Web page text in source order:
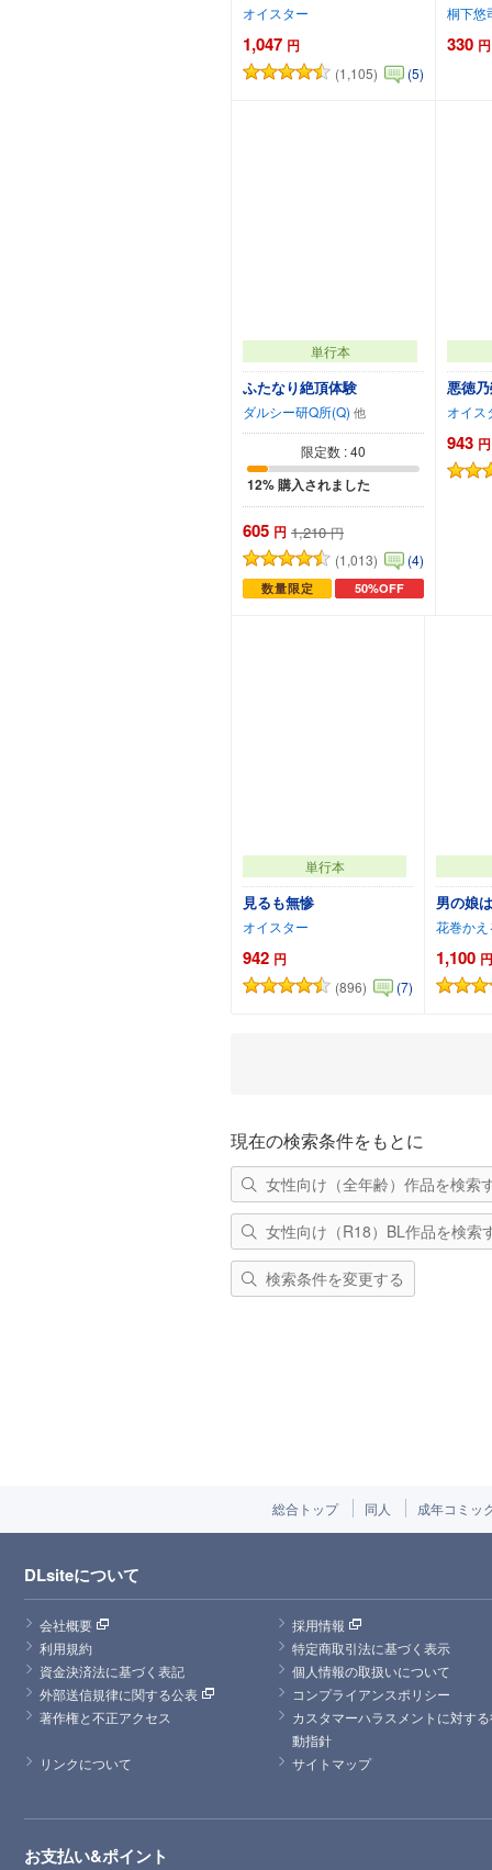
オイスター
1,047 円
(1,105) (5)
カートに追加
桐下悠
330 円
単行本
ふたなり絶頂体験
ダルシー研Q所(Q)
限定数 : 40
12% 購入されました
605 円 1,210 円
(1,013)
(4)
数量限定 50%OFF
カートに追加
悪徳
オイス
943 円
単行本
見るも無惨
オイスター
942 円
(896) (7)
カートに追加
男の娘
花巻かえ
1,100 円
現在の検索条件をもとに
女性向け（全年齢）作品を検索
女性向け（R18）BL作品を検索
検索条件を変更する
総合トップ 同人 成年コミッ
DLsiteについて
会社概要
採用情報
利用規約
特定商取引法に基づく表示
資金決済法に基づく表記
個人情報の取扱いについて
外部送信規律に関する公表
コンプライアンスポリシー
著作権と不正アクセス
カスタマーハラスメントに対す
動指針
リンクについて
サイトマップ
お支払い&ポイント